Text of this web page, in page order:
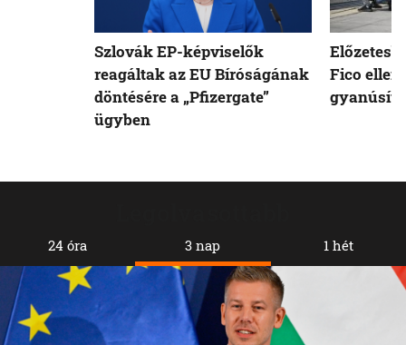
24 óra 3 nap 1 hét
Szlovák EP-képviselők
reagáltak az EU Bíróságának
döntésére a „Pfizergate”
ügyben
Fico